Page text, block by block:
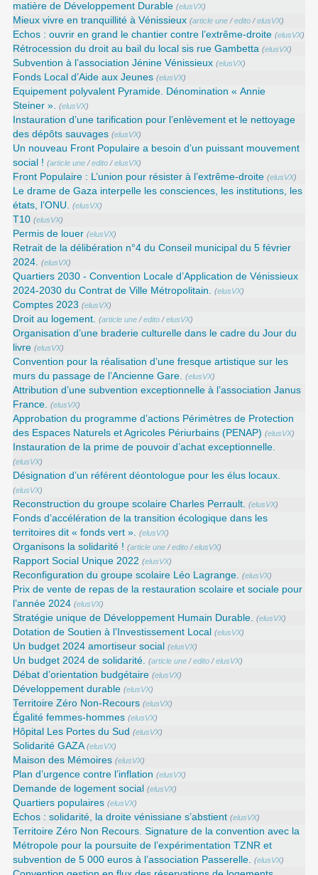
matière de Développement Durable (elusVX)
Mieux vivre en tranquillité à Vénissieux (article une /edito /elusVX)
Echos : ouvrir en grand le chantier contre l’extrême-droite (elusVX)
Rétrocession du droit au bail du local sis rue Gambetta (elusVX)
Subvention à l’association Jénine Vénissieux (elusVX)
Fonds Local d’Aide aux Jeunes (elusVX)
Equipement polyvalent Pyramide. Dénomination « Annie
Steiner ». (elusVX)
Instauration d’une tarification pour l’enlèvement et le nettoyage
des dépôts sauvages (elusVX)
Un nouveau Front Populaire a besoin d’un puissant mouvement
social ! (article une /edito /elusVX)
Front Populaire : L’union pour résister à l’extrême-droite (elusVX)
Le drame de Gaza interpelle les consciences, les institutions, les
états, l’ONU. (elusVX)
T10 (elusVX)
Permis de louer (elusVX)
Retrait de la délibération n°4 du Conseil municipal du 5 février
2024. (elusVX)
Quartiers 2030 - Convention Locale d’Application de Vénissieux
2024-2030 du Contrat de Ville Métropolitain. (elusVX)
Comptes 2023 (elusVX)
Droit au logement. (article une /edito /elusVX)
Organisation d’une braderie culturelle dans le cadre du Jour du
livre (elusVX)
Convention pour la réalisation d’une fresque artistique sur les
murs du passage de l’Ancienne Gare. (elusVX)
Attribution d’une subvention exceptionnelle à l’association Janus
France. (elusVX)
Approbation du programme d’actions Périmètres de Protection
des Espaces Naturels et Agricoles Périurbains (PENAP) (elusVX)
Instauration de la prime de pouvoir d’achat exceptionnelle.
(elusVX)
Désignation d’un référent déontologue pour les élus locaux.
(elusVX)
Reconstruction du groupe scolaire Charles Perrault. (elusVX)
Fonds d’accélération de la transition écologique dans les
territoires dit « fonds vert ». (elusVX)
Organisons la solidarité ! (article une /edito /elusVX)
Rapport Social Unique 2022 (elusVX)
Reconfiguration du groupe scolaire Léo Lagrange. (elusVX)
Prix de vente de repas de la restauration scolaire et sociale pour
l’année 2024 (elusVX)
Stratégie unique de Développement Humain Durable. (elusVX)
Dotation de Soutien à l’Investissement Local (elusVX)
Un budget 2024 amortiseur social (elusVX)
Un budget 2024 de solidarité. (article une /edito /elusVX)
Débat d’orientation budgétaire (elusVX)
Développement durable (elusVX)
Territoire Zéro Non-Recours (elusVX)
Égalité femmes-hommes (elusVX)
Hôpital Les Portes du Sud (elusVX)
Solidarité GAZA (elusVX)
Maison des Mémoires (elusVX)
Plan d’urgence contre l’inflation (elusVX)
Demande de logement social (elusVX)
Quartiers populaires (elusVX)
Echos : solidarité, la droite vénissiane s’abstient (elusVX)
Territoire Zéro Non Recours. Signature de la convention avec la
Métropole pour la poursuite de l’expérimentation TZNR et
subvention de 5 000 euros à l’association Passerelle. (elusVX)